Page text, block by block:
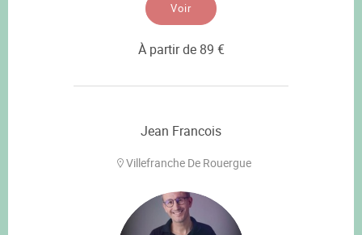
Voir
À partir de 89 €
Jean Francois
Villefranche De Rouergue